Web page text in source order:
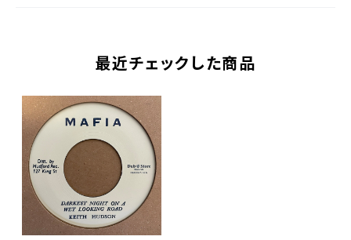
最近チェックした商品